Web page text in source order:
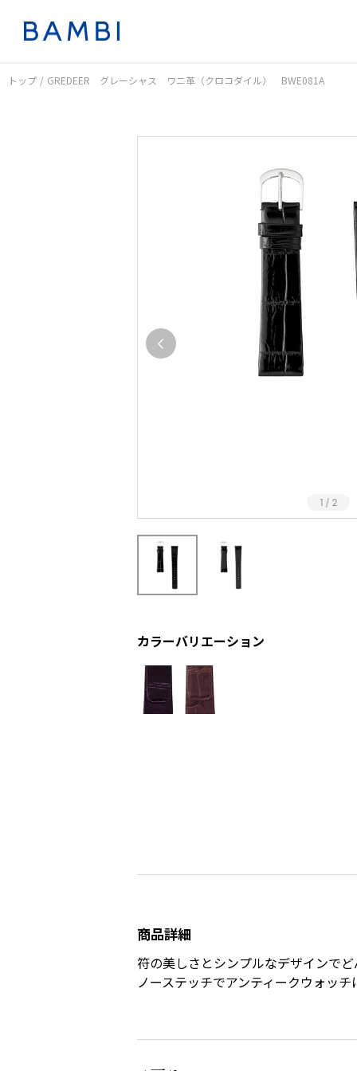
トップ GREDEER グレーシャス ワニ革（クロコダイル） BWE081A
1 / 2
カラーバリエーション
商品詳細
符の美しさとシンプルなデザインで
ノーステッチでアンティークウォッ